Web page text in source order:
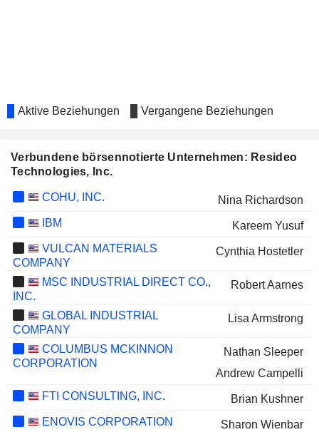
Aktive Beziehungen Vergangene Beziehungen
Verbundene börsennotierte Unternehmen: Resideo
Technologies, Inc.
COHU, INC.
Nina Richardson
IBM
Kareem Yusuf
VULCAN MATERIALS
COMPANY
Cynthia Hostetler
MSC INDUSTRIAL DIRECT CO.,
INC.
Robert Aarnes
GLOBAL INDUSTRIAL
COMPANY
Lisa Armstrong
COLUMBUS MCKINNON
CORPORATION
Nathan Sleeper
Andrew Campelli
FTI CONSULTING, INC.
Brian Kushner
ENOVIS CORPORATION
Sharon Wienbar